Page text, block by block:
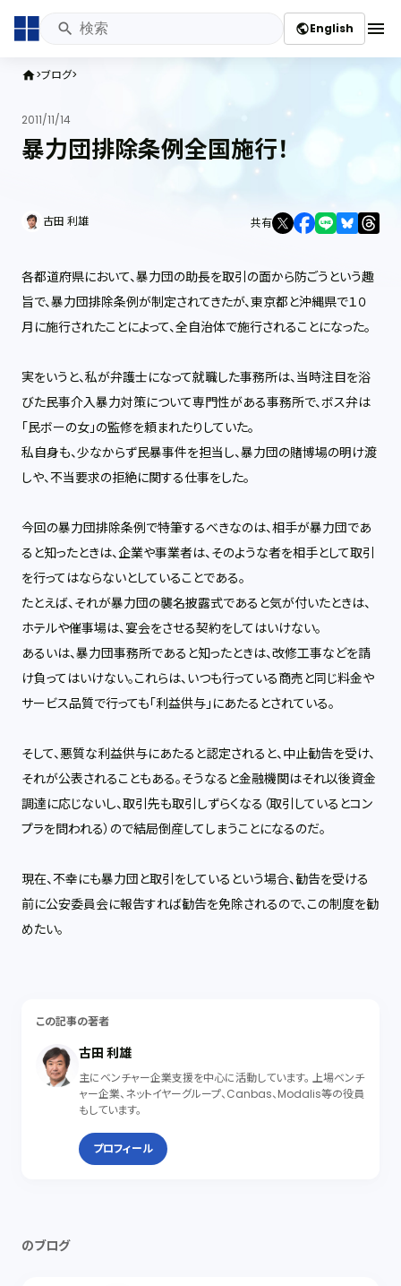
publicEnglish menu
home ブログ
2011/11/14
暴力団排除条例全国施行！
古田 利雄 共有
各都道府県において、暴力団の助長を取引の面から防ごうという趣
旨で、暴力団排除条例が制定されてきたが、東京都と沖縄県で１０
月に施行されたことによって、全自治体で施行されることになった。
実をいうと、私が弁護士になって就職した事務所は、当時注目を浴
びた民事介入暴力対策について専門性がある事務所で、ボス弁は
「民ボーの女」の監修を頼まれたりしていた。
私自身も、少なからず民暴事件を担当し、暴力団の賭博場の明け渡
しや、不当要求の拒絶に関する仕事をした。
今回の暴力団排除条例で特筆するべきなのは、相手が暴力団であ
ると知ったときは、企業や事業者は、そのような者を相手として取引
を行ってはならないとしていることである。
たとえば、それが暴力団の襲名披露式であると気が付いたときは、
ホテルや催事場は、宴会をさせる契約をしてはいけない。
あるいは、暴力団事務所であると知ったときは、改修工事などを請
け負ってはいけない。これらは、いつも行っている商売と同じ料金や
サービス品質で行っても「利益供与」にあたるとされている。
そして、悪質な利益供与にあたると認定されると、中止勧告を受け、
それが公表されることもある。そうなると金融機関はそれ以後資金
調達に応じないし、取引先も取引しずらくなる（取引しているとコン
プラを問われる）ので結局倒産してしまうことになるのだ。
現在、不幸にも暴力団と取引をしているという場合、勧告を受ける
前に公安委員会に報告すれば勧告を免除されるので、この制度を勧
めたい。
この記事の著者
古田 利雄
主にベンチャー企業支援を中心に活動しています。 上場ベンチ
ャー企業、ネットイヤーグループ、Canbas、Modalis等の役員
もしています。
プロフィール
のブログ